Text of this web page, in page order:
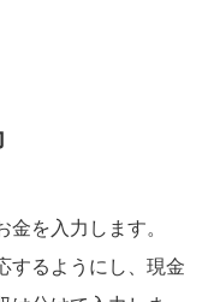
を入力します。
するようにし、現金